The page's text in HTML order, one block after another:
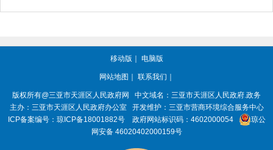
移动版 ｜ 电脑版
网站地图 ｜ 联系我们 ｜
版权所有@三亚市天涯区人民政府网 中文域名： 三亚市天涯区人民政府.政务
主办：三亚市天涯区人民政府办公室
开发维护：三亚市营商环境综合服务中心
ICP备案编号： 琼ICP备18001882号 政府网站标识码： 4602000054
琼公
网安备 46020402000159号